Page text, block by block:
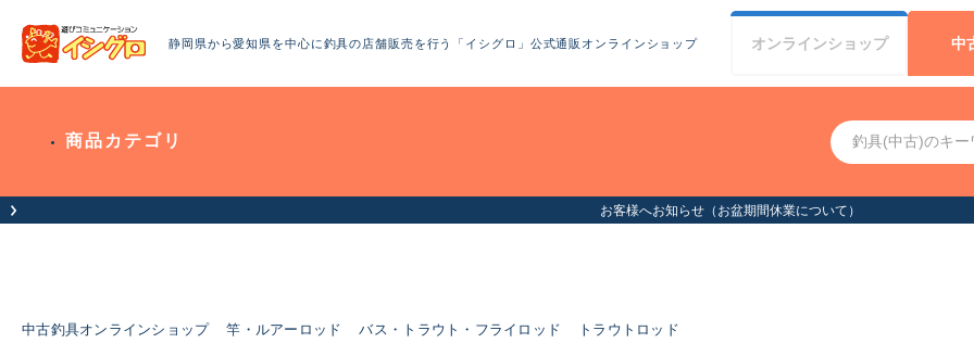
静岡県から愛知県を中心に釣具の店舗販売を行う「イシグロ」公式通販オンラインショップ オンラインショップ 中
商品カテゴリ
お客様へお知らせ（お盆期間休業について）
中古釣具オンラインショップ 竿・ルアーロッド バス・トラウト・フライロッド トラウトロッド